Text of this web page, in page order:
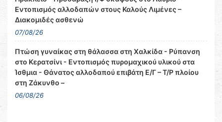
Εντοπισμός αλλοδαπών στους Καλούς Λιμένες –
Διακομιδές ασθενώ
07/08/26
Πτώση γυναίκας στη θάλασσα στη Χαλκίδα - Ρύπανση
στο Κερατσίνι - Εντοπισμός πυρομαχικού υλικού στα
Ίσθμια - Θάνατος αλλοδαπού επιβάτη Ε/Γ – Τ/Ρ πλοίου
στη Ζάκυνθο –
06/08/26